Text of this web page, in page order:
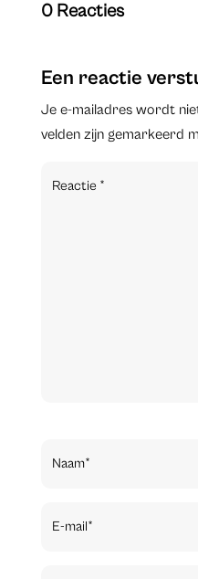
0 Reacties
Een reactie
Je e-mailadres wordt
velden zijn gemarkeerd